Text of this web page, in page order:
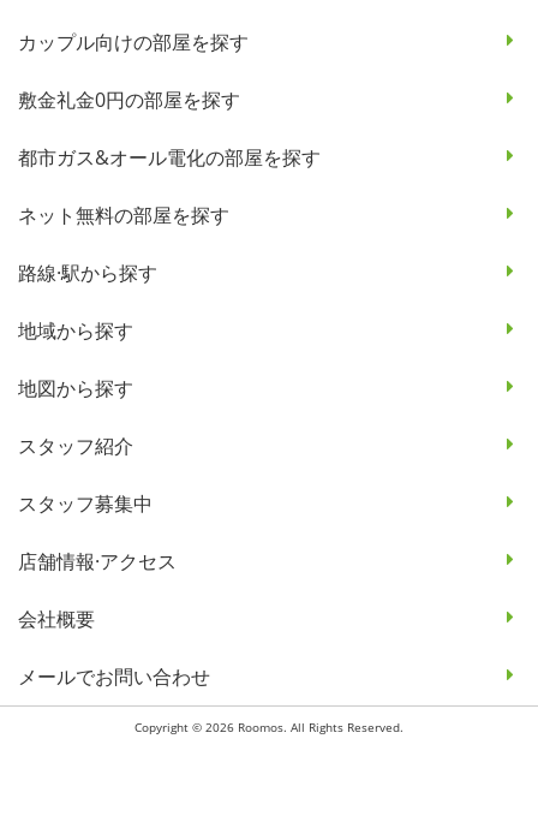
カップル向けの部屋を探す
敷金礼金0円の部屋を探す
都市ガス&オール電化の部屋を探す
ネット無料の部屋を探す
路線·駅から探す
地域から探す
地図から探す
スタッフ紹介
スタッフ募集中
店舗情報·アクセス
会社概要
メールでお問い合わせ
Copyright © 2026 Roomos. All Rights Reserved.